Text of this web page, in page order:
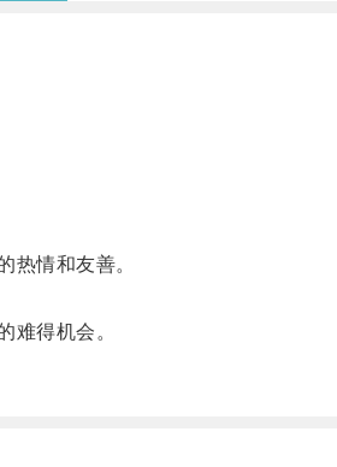
情和友善。
得机会。